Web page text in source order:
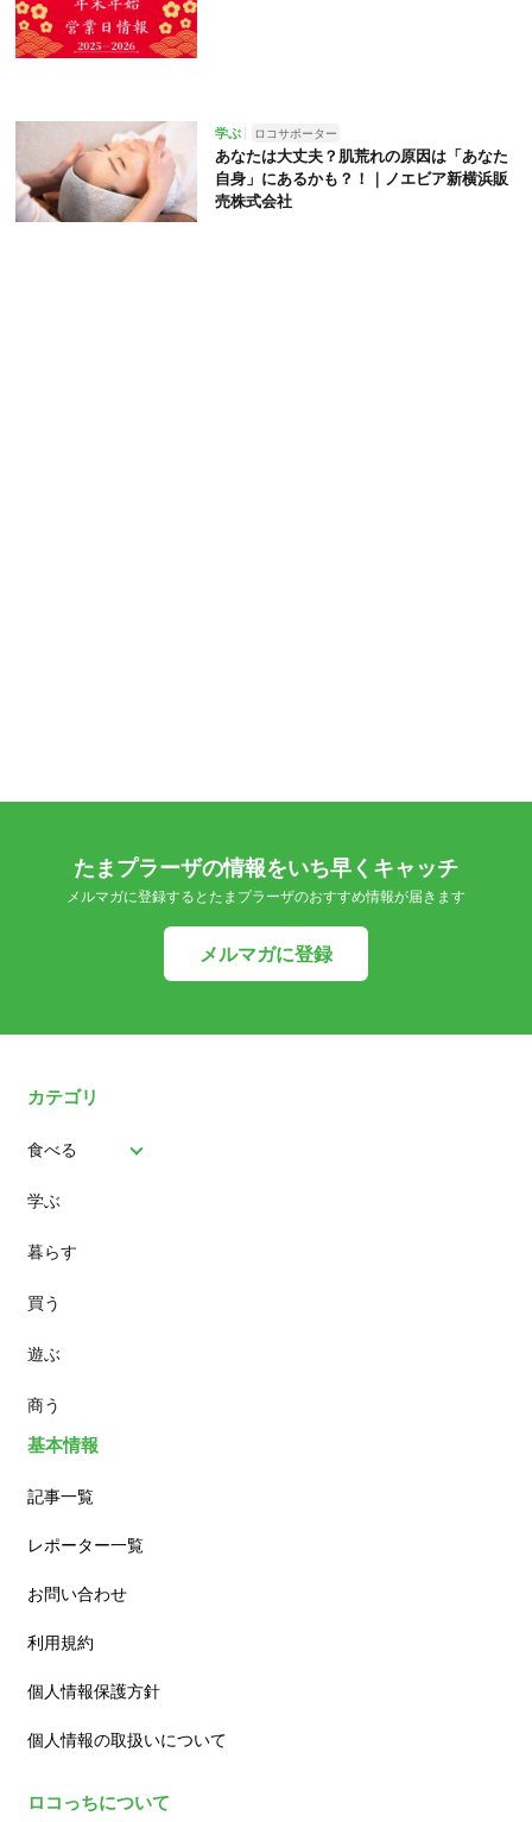
学ぶ ロコサポーター
あなたは大丈夫？肌荒れの原因は「あなた
自身」にあるかも？！｜ノエビア新横浜販
売株式会社
たまプラーザの情報をいち早くキャッチ
メルマガに登録するとたまプラーザのおすすめ情報が届きます
メルマガに登録
カテゴリ
食べる
パン
スイーツ
ランチ
カフェ
学ぶ
暮らす
買う
遊ぶ
商う
基本情報
記事一覧
レポーター一覧
お問い合わせ
利用規約
個人情報保護方針
個人情報の取扱いについて
ロコっちについて